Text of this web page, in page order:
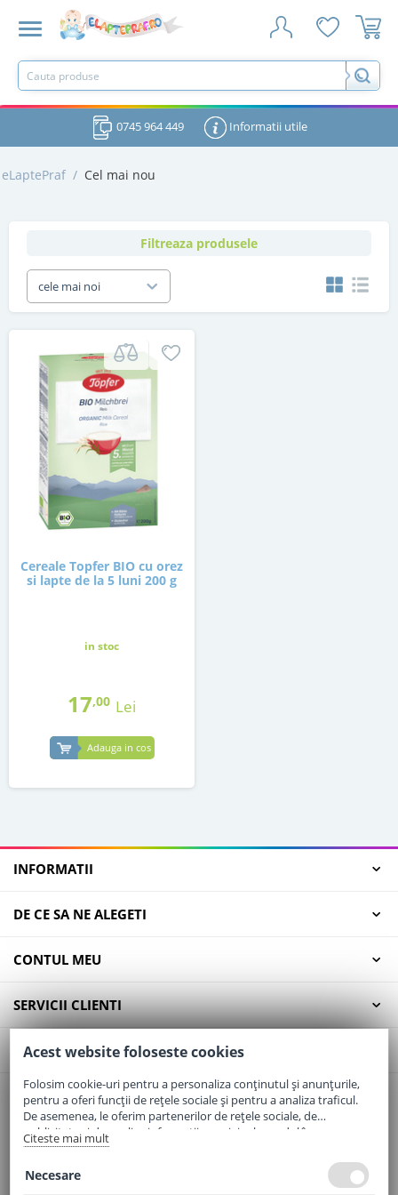
0745 964 449 Informatii utile
eLaptePraf / Cel mai nou
Filtreaza produsele
cele mai noi
Cereale Topfer BIO cu orez
si lapte de la 5 luni 200 g
in stoc
17,00 Lei
Adauga in cos
INFORMATII
DE CE SA NE ALEGETI
CONTUL MEU
SERVICII CLIENTI
CONTACT
Email:office@elaptepraf.ro
Telefon:0745-964-449
Adresa:Sos. Borsului, Nr. 20, Oradea, Jud. Bihor
Acest website foloseste cookies
Folosim cookie-uri pentru a personaliza conținutul și anunțurile,
pentru a oferi funcții de rețele sociale și pentru a analiza traficul.
De asemenea, le oferim partenerilor de rețele sociale, de
publicitate și de analize informații cu privire la modul în care
folosiți site-ul nostru. Aceștia le pot combina cu alte informații
Citeste mai mult
Necesare